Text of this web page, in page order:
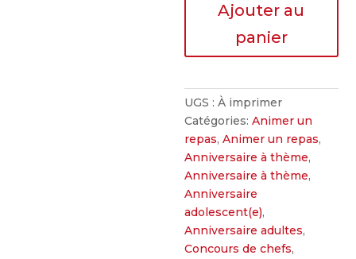
Ajouter au
panier
UGS :À imprimer
Catégories:Animer un
repas,Animer un repas,
Anniversaire à thème,
Anniversaire à thème,
Anniversaire
adolescent(e),
Anniversaire adultes,
Concours de chefs,